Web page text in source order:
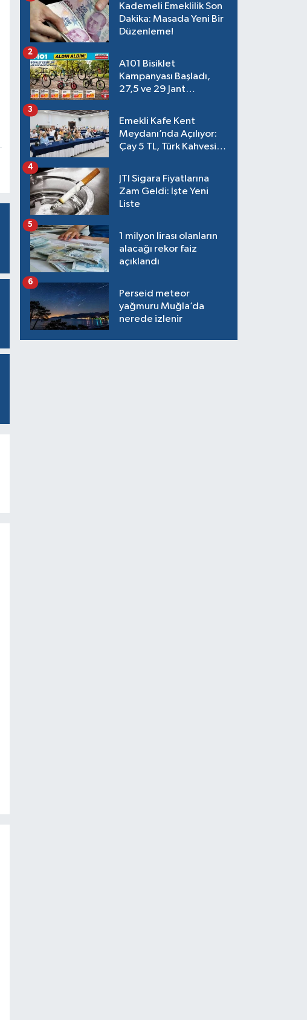
Kademeli Emeklilik Son
Dakika: Masada Yeni Bir
Düzenleme!
A101 Bisiklet
Kampanyası Başladı,
27,5 ve 29 Jant
2
Emekli Kafe Kent
Meydanı’nda Açılıyor:
Çay 5 TL, Türk Kahvesi
3
JTI Sigara Fiyatlarına
Zam Geldi: İşte Yeni
Liste
4
1 milyon lirası olanların
alacağı rekor faiz
açıklandı
5
Perseid meteor
yağmuru Muğla’da
nerede izlenir
6